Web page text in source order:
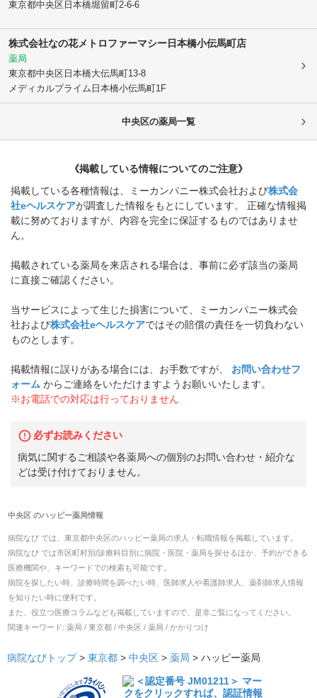
東京都中央区 日本橋堀留町2-6-6
株式会社なの花メトロファーマシー日本橋小伝馬町店
薬局
東京都中央区 日本橋大伝馬町13-8
メディカルプライム日本橋小伝馬町1F
中央区の薬局一覧
《掲載している情報についてのご注意》
掲載している各種情報は、ミーカンパニー株式会社および株式会
社eヘルスケアが調査した情報をもとにしています。 正確な情報掲
載に努めておりますが、内容を完全に保証するものではありませ
ん。
掲載されている薬局を来店される場合は、事前に必ず該当の薬局
に直接ご確認ください。
当サービスによって生じた損害について、ミーカンパニー株式会
社および株式会社eヘルスケアではその賠償の責任を一切負わない
ものとします。
掲載情報に誤りがある場合には、お手数ですが、
お問い合わせフ
ォーム からご連絡をいただけますようお願いいたします。
※お電話での対応は行っておりません
必ずお読みください
病気に関するご相談や各薬局への個別のお問い合わせ・紹介な
どは受け付けておりません。
中央区のハッピー薬局情報
病院なび では、 東京都中央区のハッピー薬局の求人・転職情報を掲載しています。
病院なび では市区町村別/診療科目別に病院・医院・薬局を探せるほか、予約ができる
医療機関や、キーワードでの検索も可能です。
病院を探したい時、診療時間を調べたい時、医師求人や看護師求人、薬剤師求人情報
を知りたい時に便利です。
また、役立つ医療コラムなども掲載していますので、是非ご覧になってください。
関連キーワード: 薬局 / 東京都 / 中央区 / 薬局 / かかりつけ
病院なびトップ > 東京都 > 中央区 > 薬局 > ハッピー薬局